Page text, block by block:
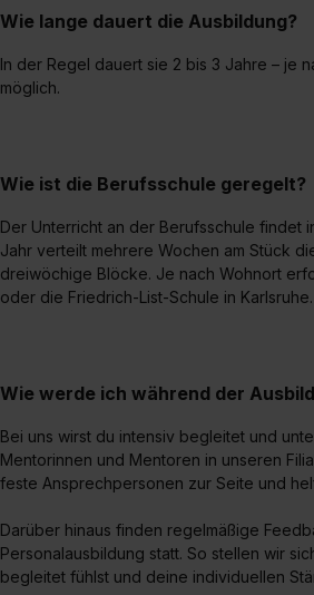
Wie lange dauert die Ausbildung?
In der Regel dauert sie 2 bis 3 Jahre – je
möglich.
Wie ist die Berufsschule geregelt?
Der Unterricht an der Berufsschule findet
Jahr verteilt mehrere Wochen am Stück
dreiwöchige Blöcke. Je nach Wohnort
oder die Friedrich-List-Schule in Karlsruhe.
Wie werde ich während der
Bei uns wirst du intensiv begleitet und
Mentorinnen und Mentoren in unseren
feste Ansprechpersonen zur Seite und
Darüber hinaus finden regelmäßige
Personalausbildung statt. So stellen wir
begleitet fühlst und deine individuellen